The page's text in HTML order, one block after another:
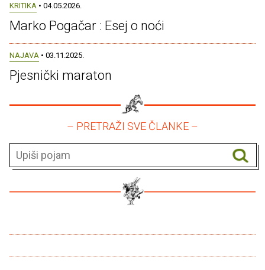
KRITIKA • 04.05.2026.
Marko Pogačar : Esej o noći
NAJAVA • 03.11.2025.
Pjesnički maraton
– PRETRAŽI SVE ČLANKE –